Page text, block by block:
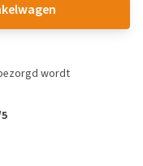
wordt